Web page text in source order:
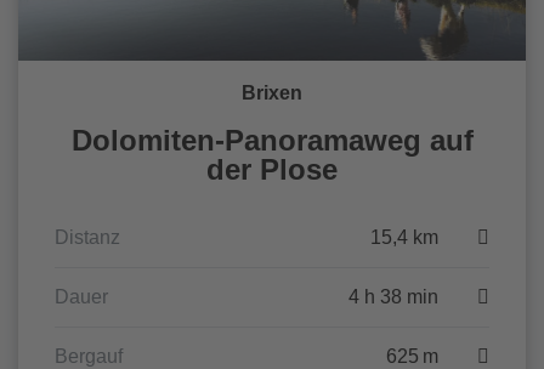
Brixen
Dolomiten-Panoramaweg auf
der Plose
Distanz 15,4 km
Dauer 4 h 38 min
Bergauf 625 m